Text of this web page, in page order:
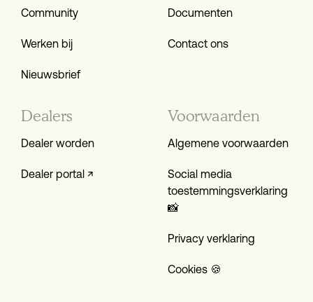
Community
Werken bij
Nieuwsbrief
Documenten
Contact ons
Dealers
Dealer worden
Dealer portal ↗
Voorwaarden
Algemene voorwaarden
Social media
toestemmings­verklaring
📸
Privacy verklaring
Cookies 🍪